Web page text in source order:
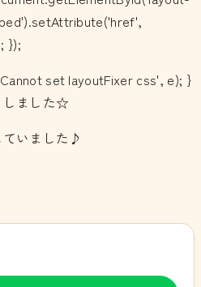
});
set layoutFixer css', e); }
しました☆
いました♪